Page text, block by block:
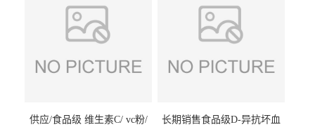
供应/食品级 维生素C/ vc粉/
长期销售食品级D-异抗坏血